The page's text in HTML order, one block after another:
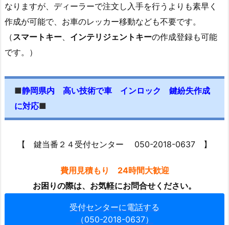
深
夜
対
3.
2.
静
岡
駿
曲
金
なりますが、ディーラーで注文し入手を行うよりも素早く
作成が可能で、お車のレッカー移動なども不要です。
（スマートキー、 インテリジェントキーの作成登録も可能
です。）
■静岡県内 高い技術で車 インロック 鍵紛失作成
に対応■
【 鍵当番２４受付センター 050-2018-0637 】
費用見積もり 24時間大歓迎
お困りの際は、お気軽にお問合せください。
受付センターに電話する
（050-2018-0637）